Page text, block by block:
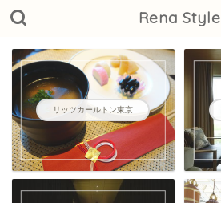
Rena Style
リッツカールトン東京